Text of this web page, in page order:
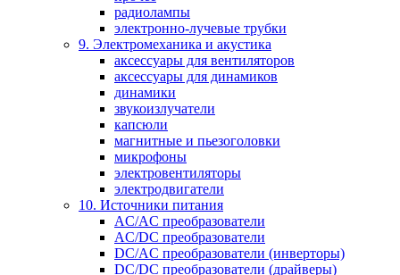
радиолампы
электронно-лучевые трубки
9. Электромеханика и акустика
аксессуары для вентиляторов
аксессуары для динамиков
динамики
звукоизлучатели
капсюли
магнитные и пьезоголовки
микрофоны
электровентиляторы
электродвигатели
10. Источники питания
AC/AC преобразователи
AC/DC преобразователи
DC/AC преобразователи (инверторы)
DC/DC преобразователи (драйверы)